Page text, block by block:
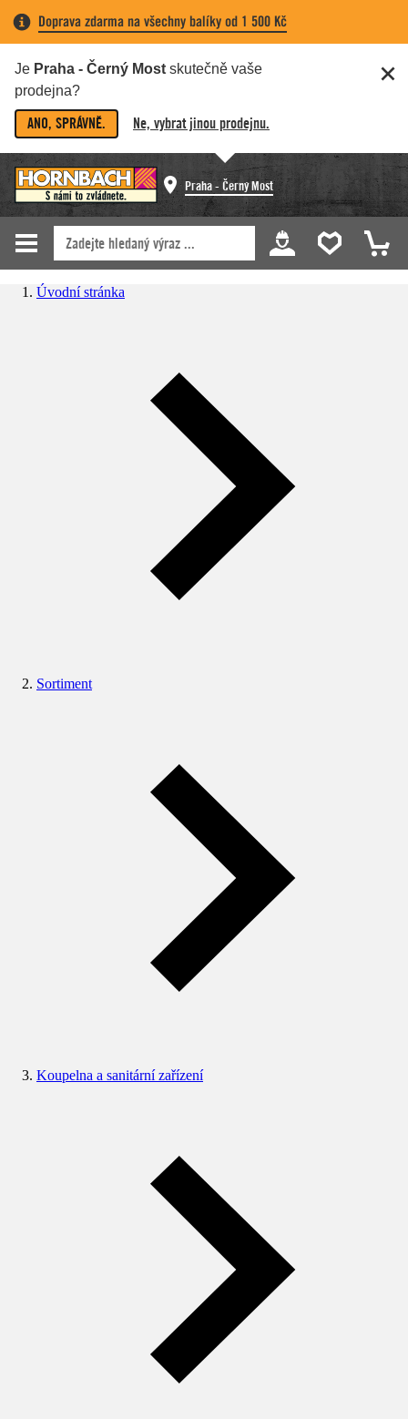
Doprava zdarma na všechny balíky od 1 500 Kč
Je Praha - Černý Most skutečně vaše
prodejna?
ANO, SPRÁVNĚ. Ne, vybrat jinou prodejnu.
Praha - Černý Most
Úvodní stránka
Sortiment
Koupelna a sanitární zařízení